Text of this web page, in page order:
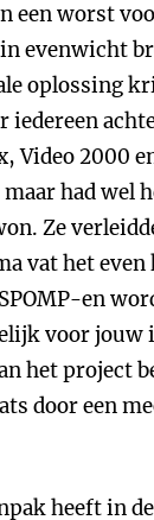
een worst
in evenwicht
oplossing
iedereen
Video 2000
had wel
Ze
vat het
en
voor jouw
het project
door een
heeft in